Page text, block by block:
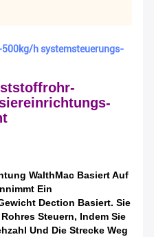
h systemsteuerungs-
WalthMac Basiert Auf
Ein
Dection Basiert. Sie
Steuern, Indem Sie
Und Die Strecke Weg